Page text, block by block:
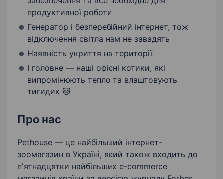
продуктивної роботи
Генератор і безперебійний інтернет, тож
відключення світла нам не завадять
Наявність укриття на території
І головне — наші офісні котики, які
випромінюють тепло та влаштовують
тигидик 🐱
Про нас
Pethouse — це найбільший інтернет-
зоомагазин в Україні, який також входить до
пʼятнадцятки найбільших e-commerce